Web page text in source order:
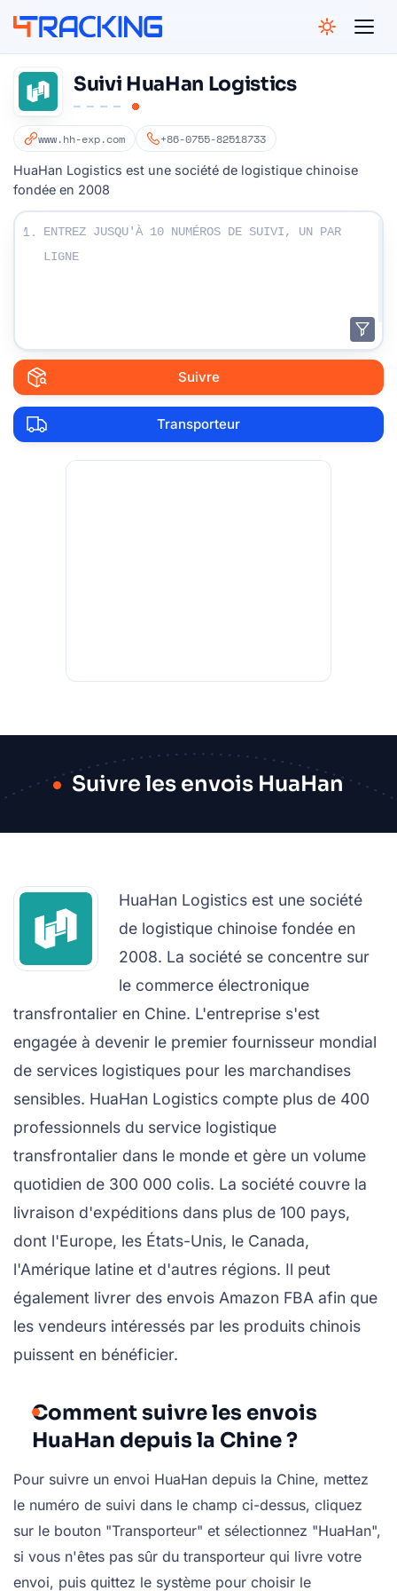
Suivi HuaHan Logistics
www.hh-exp.com +86-0755-82518733
HuaHan Logistics est une société de logistique chinoise
fondée en 2008
Entrez vos numéros de suivi:
1.
Suivre
Transporteur
Suivre les envois HuaHan
HuaHan Logistics est une société
de logistique chinoise fondée en
2008. La société se concentre sur
le commerce électronique
transfrontalier en Chine. L'entreprise s'est
engagée à devenir le premier fournisseur mondial
de services logistiques pour les marchandises
sensibles. HuaHan Logistics compte plus de 400
professionnels du service logistique
transfrontalier dans le monde et gère un volume
quotidien de 300 000 colis. La société couvre la
livraison d'expéditions dans plus de 100 pays,
dont l'Europe, les États-Unis, le Canada,
l'Amérique latine et d'autres régions. Il peut
également livrer des envois Amazon FBA afin que
les vendeurs intéressés par les produits chinois
puissent en bénéficier.
Comment suivre les envois
HuaHan depuis la Chine ?
Pour suivre un envoi HuaHan depuis la Chine, mettez
le numéro de suivi dans le champ ci-dessus, cliquez
sur le bouton "Transporteur" et sélectionnez "HuaHan",
si vous n'êtes pas sûr du transporteur qui livre votre
envoi, puis quittez le système pour choisir le